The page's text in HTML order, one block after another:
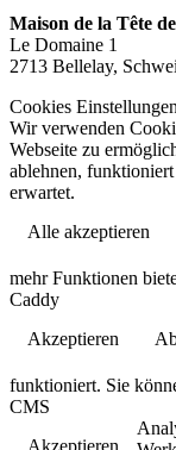
Maison de la Tête
Le Domaine 1
2713 Bellelay,
Cookies Einstellungen
Wir verwenden
Webseite zu
ablehnen,
erwartet.
Alle akzeptieren
mehr Funktionen
Caddy
Akzeptieren
funktioniert. Sie
CMS